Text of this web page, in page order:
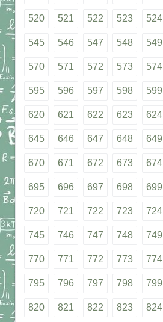
520 521 522 523 524
545 546 547 548 549
570 571 572 573 574
595 596 597 598 599
620 621 622 623 624
645 646 647 648 649
670 671 672 673 674
695 696 697 698 699
720 721 722 723 724
745 746 747 748 749
770 771 772 773 774
795 796 797 798 799
820 821 822 823 824